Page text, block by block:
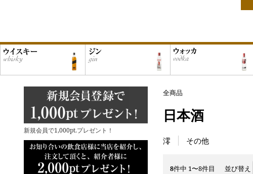
全商品
日本酒
澪 その他
8件中 1〜8件目 並び替え
新規会員で1,000pt.プレゼント！